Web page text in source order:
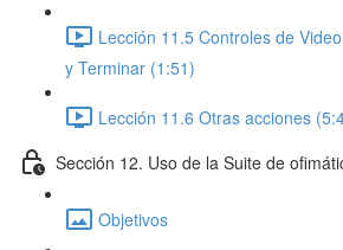
Lección 11.5 Controles de
y Terminar (1:51)
Lección 11.6 Otras acciones
Sección 12. Uso de la Suite de
Objetivos